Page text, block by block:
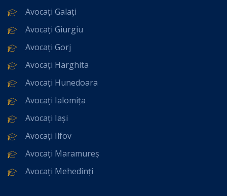
Avocați Galați
Avocați Giurgiu
Avocați Gorj
Avocați Harghita
Avocați Hunedoara
Avocați Ialomița
Avocați Iași
Avocați Ilfov
Avocați Maramureș
Avocați Mehedinți